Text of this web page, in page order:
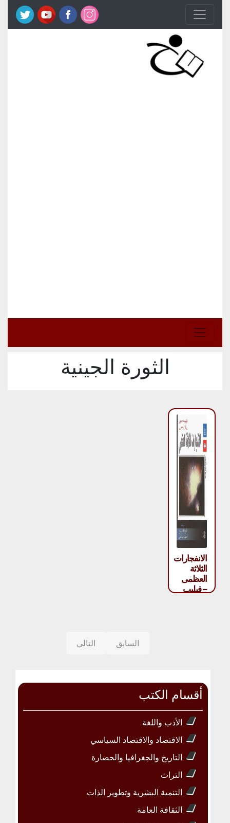
الثورة الجينية
الانفجارات
الثلاثة
العظمى
– فيليب
السابق التالي
أقسام الكتب
الأدب واللغة
الاقتصاد والاقتصاد السياسي
التاريخ والجغرافيا والحضارة
التراث
التنمية البشرية وتطوير الذات
الثقافة العامة